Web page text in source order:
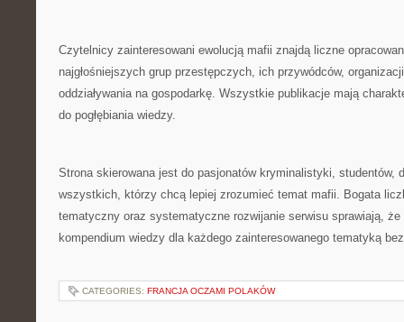
Czytelnicy zainteresowani ewolucją mafii znajdą liczne
najgłośniejszych grup przestępczych, ich przywódców,
oddziaływania na gospodarkę. Wszystkie publikacje mają
do pogłębiania wiedzy.
Strona skierowana jest do pasjonatów kryminalistyki, studentów,
wszystkich, którzy chcą lepiej zrozumieć temat mafii. Bogata
tematyczny oraz systematyczne rozwijanie serwisu sprawiają, że
kompendium wiedzy dla każdego zainteresowanego tematyką
CATEGORIES: FRANCJA OCZAMI POLAKÓW